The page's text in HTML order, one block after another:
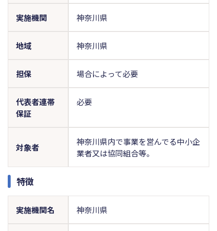
実施機関 神奈川県
地域 神奈川県
担保 場合によって必要
代表者連帯
保証
必要
対象者
神奈川県内で事業を営んでる中小企
業者又は協同組合等。
特徴
実施機関名 神奈川県